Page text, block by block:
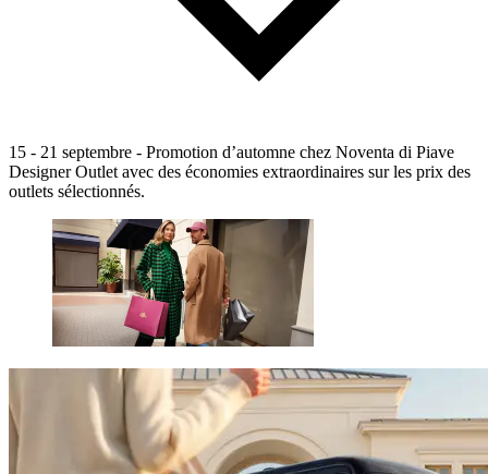
15 - 21 septembre - Promotion d’automne chez Noventa di Piave
Designer Outlet avec des économies extraordinaires sur les prix des
outlets sélectionnés.